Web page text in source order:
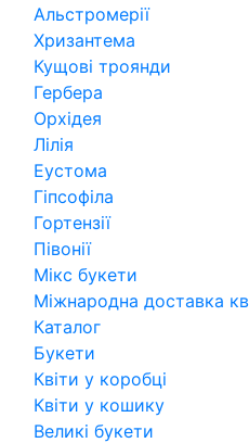
Альстромерії
Хризантема
Кущові троянди
Гербера
Орхідея
Лілія
Еустома
Гіпсофіла
Гортензії
Півонії
Мікс букети
Міжнародна доставка
Каталог
Букети
Квіти у коробці
Квіти у кошику
Великі букети